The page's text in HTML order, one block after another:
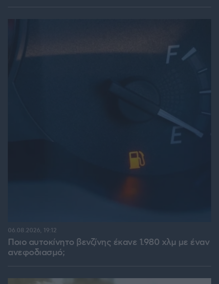
Ποιο αυτοκίνητο βενζίνης έκανε 1.980 χλμ με έναν
ανεφοδιασμό;
06.08.2026, 19:12